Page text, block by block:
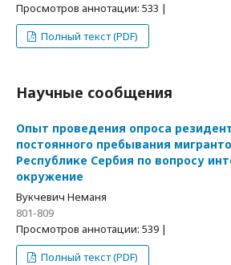
Просмотров аннотации: 533 |
Полный текст (PDF)
Научные сообщения
Опыт проведения опроса
постоянного пребывания
Республике Сербия по вопросу
окружение
Вукчевич Неманя
801-809
Просмотров аннотации: 539 |
Полный текст (PDF)